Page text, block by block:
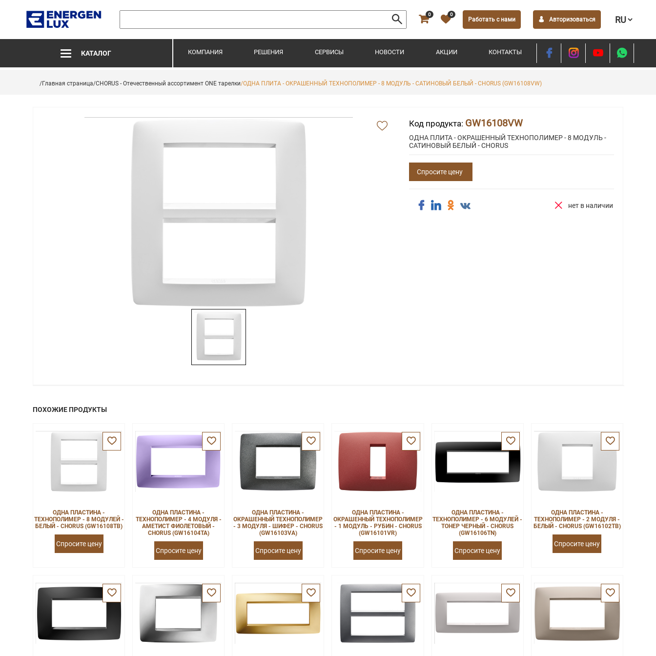
0 0
Работать с нами Авторизоваться
КАТАЛОГ КОМПАНИЯ РЕШЕНИЯ СЕРВИСЫ НОВОСТИ АКЦИИ КОНТАКТЫ
/Главная страница/CHORUS - Отечественный ассортимент ONE тарелки/ОДНА ПЛИТА - ОКРАШЕННЫЙ ТЕХНОПОЛИМЕР - 8 МОДУЛЬ - САТИНОВЫЙ БЕЛЫЙ - CHORUS (GW16108VW)
Код продукта: GW16108VW
ОДНА ПЛИТА - ОКРАШЕННЫЙ ТЕХНОПОЛИМЕР - 8 МОДУЛЬ -
САТИНОВЫЙ БЕЛЫЙ - CHORUS
Спросите цену
нет в наличии
ПОХОЖИЕ ПРОДУКТЫ
ОДНА ПЛАСТИНА -
ТЕХНОПОЛИМЕР - 8 МОДУЛЕЙ -
БЕЛЫЙ - CHORUS (GW16108TB)
Спросите цену
ОДНА ПЛАСТИНА -
ТЕХНОПОЛИМЕР - 4 МОДУЛЯ -
АМЕТИСТ ФИОЛЕТОВЫЙ -
CHORUS (GW16104TA)
Спросите цену
ОДНА ПЛАСТИНА -
ОКРАШЕННЫЙ ТЕХНОПОЛИМЕР
- 3 МОДУЛЯ - ШИФЕР - CHORUS
(GW16103VA)
Спросите цену
ОДНА ПЛАСТИНА -
ОКРАШЕННЫЙ ТЕХНОПОЛИМЕР
- 1 МОДУЛЬ - РУБИН - CHORUS
(GW16101VR)
Спросите цену
ОДНА ПЛАСТИНА -
ТЕХНОПОЛИМЕР - 6 МОДУЛЕЙ -
ТОНЕР ЧЕРНЫЙ - CHORUS
(GW16106TN)
Спросите цену
ОДНА ПЛАСТИНА -
ТЕХНОПОЛИМЕР - 2 МОДУЛЯ -
БЕЛЫЙ - CHORUS (GW16102TB)
Спросите цену